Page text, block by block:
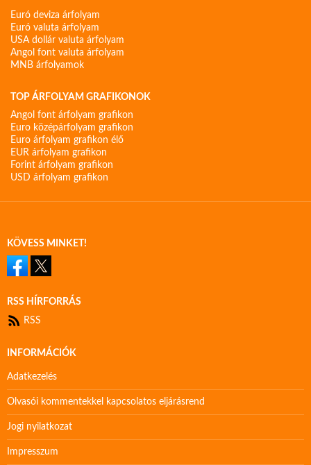
Euró deviza árfolyam
Euró valuta árfolyam
USA dollár valuta árfolyam
Angol font valuta árfolyam
MNB árfolyamok
TOP ÁRFOLYAM GRAFIKONOK
Angol font árfolyam grafikon
Euro középárfolyam grafikon
Euro árfolyam grafikon élő
EUR árfolyam grafikon
Forint árfolyam grafikon
USD árfolyam grafikon
KÖVESS MINKET!
RSS HÍRFORRÁS
RSS
INFORMÁCIÓK
Adatkezelés
Olvasói kommentekkel kapcsolatos eljárásrend
Jogi nyilatkozat
Impresszum